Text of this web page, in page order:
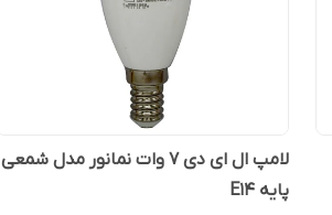
لامپ ال ای دی 7 وات نمانور مدل شمعی
پایه E14